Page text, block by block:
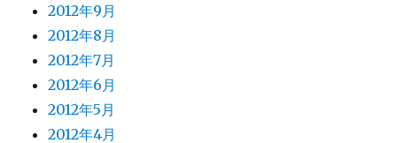
2012年9月
2012年8月
2012年7月
2012年6月
2012年5月
2012年4月